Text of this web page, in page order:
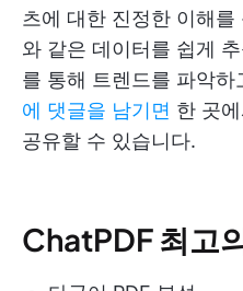
츠에 대한 진정한 이해
와 같은 데이터를 쉽게
를 통해 트렌드를 파악
에 댓글을 남기면 한 곳
공유할 수 있습니다.
ChatPDF 최고